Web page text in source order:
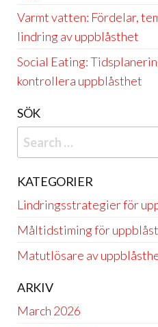
Varmt vatten: Fördelar,
lindring av uppblåsthet
Social Eating:
kontrollera uppblåsthet
SÖK
Search
for:
KATEGORIER
Lindringsstrategier för
Måltidstiming för
Matutlösare av
ARKIV
March 2026